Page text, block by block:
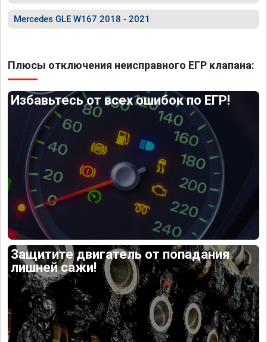
Mercedes GLE W167 2018 - 2021
Плюсы отключения неисправного ЕГР клапана:
Избавьтесь от всех ошибок по ЕГР!
Защитите двигатель от попадания
лишней сажи!